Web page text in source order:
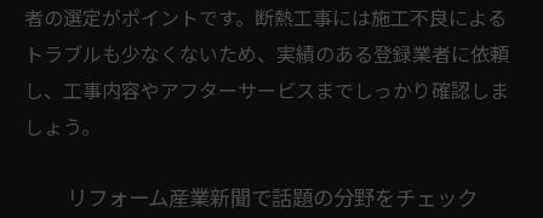
者の選定がポイントです。断熱工事には施工不良による
トラブルも少なくないため、実績のある登録業者に依頼
し、工事内容やアフターサービスまでしっかり確認しま
しょう。
リフォーム産業新聞で話題の分野をチェック